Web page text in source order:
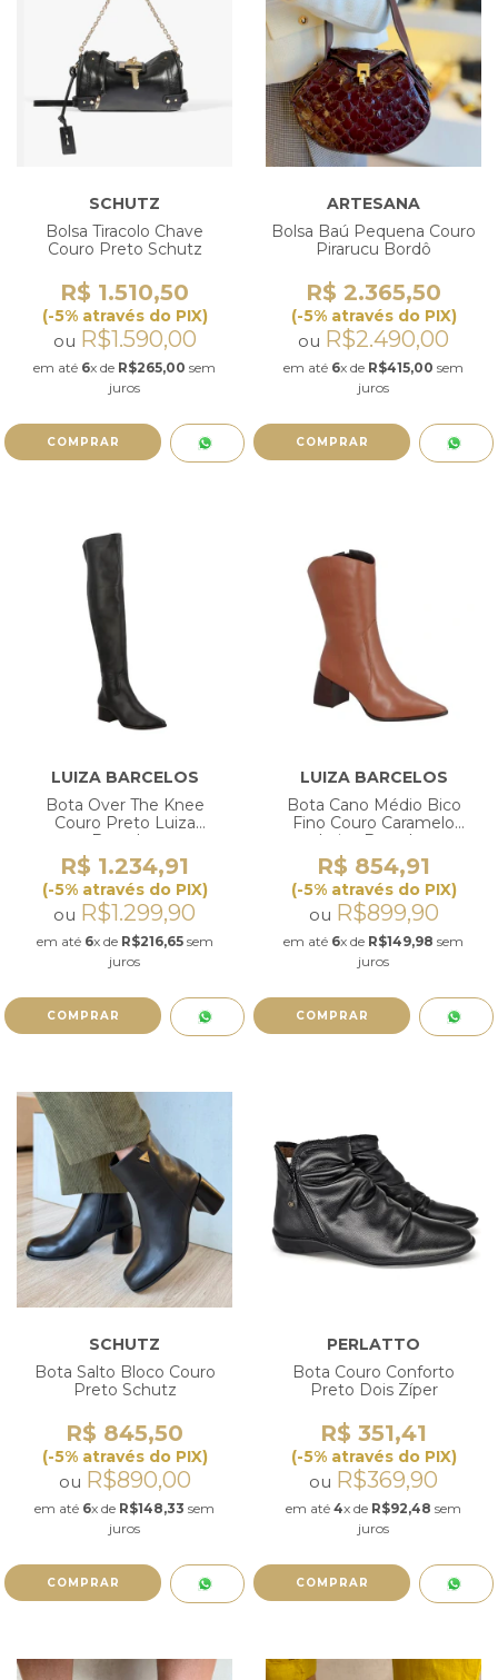
SCHUTZ
Bolsa Tiracolo Chave
Couro Preto Schutz
R$ 1.510,50
(-5% através do PIX)
ou R$1.590,00
em até 6x de R$265,00 sem
juros
ARTESANA
Bolsa Baú Pequena Couro
Pirarucu Bordô
R$ 2.365,50
(-5% através do PIX)
ou R$2.490,00
em até 6x de R$415,00 sem
juros
LUIZA BARCELOS
Bota Over The Knee
Couro Preto Luiza
Barcelos
R$ 1.234,91
(-5% através do PIX)
ou R$1.299,90
em até 6x de R$216,65sem
juros
COMPRAR
LUIZA BARCELOS
Bota Cano Médio Bico
Fino Couro Caramelo
Luiza Barcelos
R$ 854,91
(-5% através do PIX)
ou R$899,90
em até 6x de R$149,98 sem
juros
COMPRAR
SCHUTZ
Bota Salto Bloco Couro
Preto Schutz
R$ 845,50
(-5% através do PIX)
ou R$890,00
em até 6x de R$148,33 sem
juros
COMPRAR
PERLATTO
Bota Couro Conforto
Preto Dois Zíper
R$ 351,41
(-5% através do PIX)
ou R$369,90
em até 4x de R$92,48 sem
juros
COMPRAR